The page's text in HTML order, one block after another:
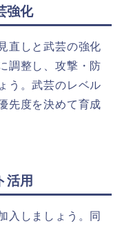
強化
直しと武芸の強化
調整し、攻撃・防
う。武芸のレベル
先度を決めて育成
活用
入しましょう。同